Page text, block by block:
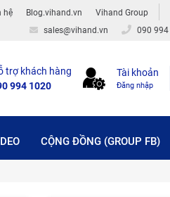
hệ Blog.vihand.vn Vihand Group
sales@vihand.vn
090 994
trợ khách hàng
994 1020
Tài khoản
Đăng nhập
CỘNG ĐỒNG (GROUP FB)